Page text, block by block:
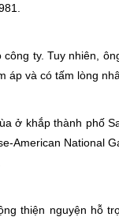
ty. Tuy nhiên,
áp và có tấm lòng
ở khắp thành phố
American National
thiện nguyện hỗ